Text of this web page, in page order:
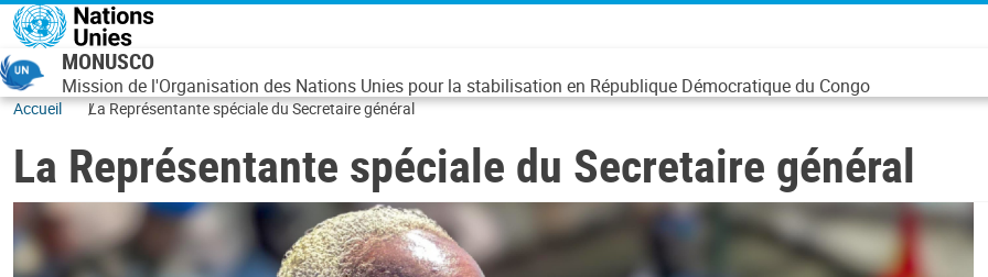
Aller au contenu principal
MONUSCO
Mission de l'Organisation des Nations Unies pour la stabilisation en République Démocratique du Congo
Accueil La Représentante spéciale du Secretaire général
La Représentante spéciale du Secretaire général